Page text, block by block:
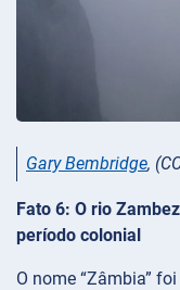
Gary Bembridge,
Fato 6: O rio
período colonial
O nome “Zâmbia”